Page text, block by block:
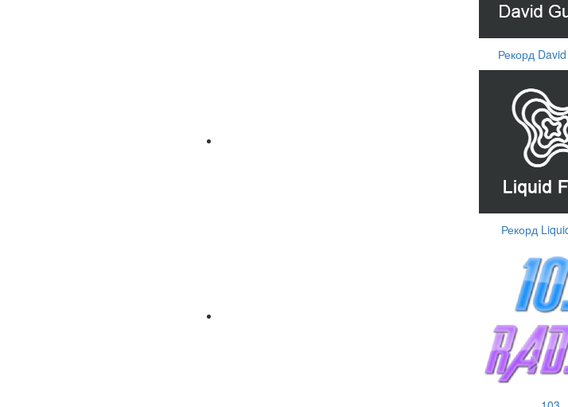
Рекорд
Рекорд